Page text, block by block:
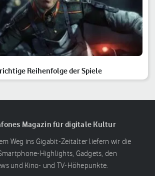
Reihenfolge der Spiele
Magazin für digitale Kultur
Weg ins Gigabit-Zeitalter liefern wir die
Highlights, Gadgets, den
und Kino- und TV-Höhepunkte.